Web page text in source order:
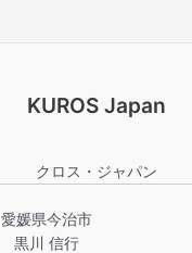
KUROS Japan
クロス・ジャパン
愛媛県今治市
黒川 信行